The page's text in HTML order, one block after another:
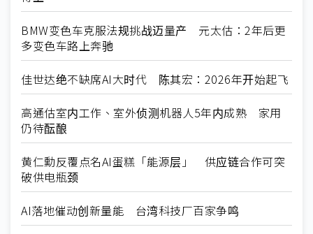
BMW变色车克服法规挑战迈量产 元太估：2年后更
多变色车路上奔驰
佳世达绝不缺席AI大时代 陈其宏：2026年开始起飞
高通估室内工作、室外侦测机器人5年内成熟 家用
仍待酝酿
黄仁勳反覆点名AI蛋糕「能源层」 供应链合作可突
破供电瓶颈
AI落地催动创新量能 台湾科技厂百家争鸣